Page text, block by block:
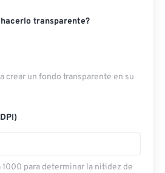
transparente?
crear un fondo transparente en su
1000 para determinar la nitidez de